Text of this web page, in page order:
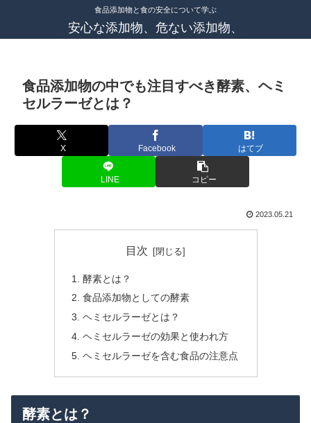
食品添加物と食の安全について学ぶ
安心な添加物、危ない添加物、
食品添加物の中でも注目すべき酵素、ヘミ
セルラーゼとは？
X Facebook はてブ
LINE コピー
2023.05.21
目次
酵素とは？
食品添加物としての酵素
ヘミセルラーゼとは？
ヘミセルラーゼの効果と使われ方
ヘミセルラーゼを含む食品の注意点
酵素とは？